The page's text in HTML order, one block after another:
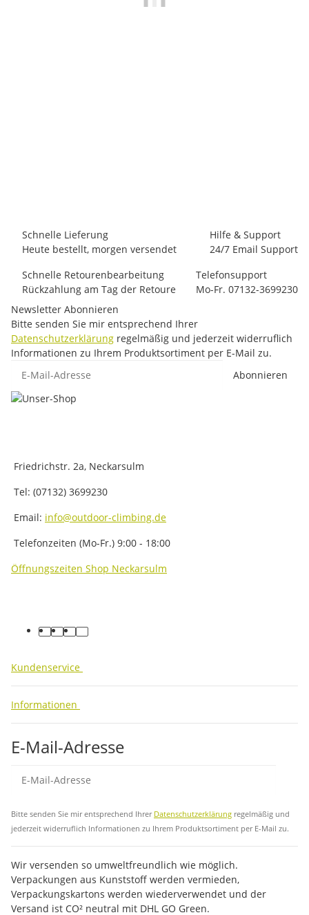
Schnelle Lieferung
Heute bestellt, morgen versendet
Hilfe & Support
24/7 Email Support
Schnelle Retourenbearbeitung
Rückzahlung am Tag der Retoure
Telefonsupport
Mo-Fr. 07132-3699230
Newsletter Abonnieren
Bitte senden Sie mir entsprechend Ihrer
Datenschutzerklärung regelmäßig und jederzeit widerruflich
Informationen zu Ihrem Produktsortiment per E-Mail zu.
Abonnieren
Friedrichstr. 2a, Neckarsulm
Tel: (07132) 3699230
Email: info@outdoor-climbing.de
Telefonzeiten (Mo-Fr.) 9:00 - 18:00
Öffnungszeiten Shop Neckarsulm
facebook
youtube
instagram
tiktok
Kundenservice
Informationen
E-Mail-Adresse
Bitte senden Sie mir entsprechend Ihrer Datenschutzerklärung regelmäßig und
jederzeit widerruflich Informationen zu Ihrem Produktsortiment per E-Mail zu.
Wir versenden so umweltfreundlich wie möglich.
Verpackungen aus Kunststoff werden vermieden,
Verpackungskartons werden wiederverwendet und der
Versand ist CO² neutral mit DHL GO Green.